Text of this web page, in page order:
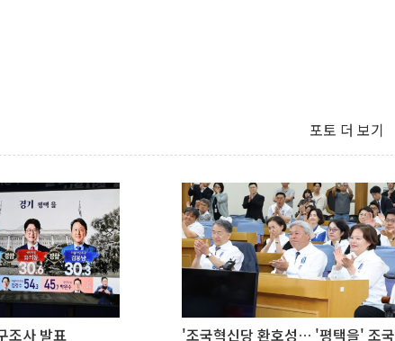
포토 더 보기
조사 발표 '조국혁신당 환호성… '평택을' 조국